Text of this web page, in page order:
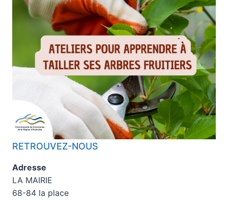
RETROUVEZ-NOUS
Adresse
LA MAIRIE
68-84 la place